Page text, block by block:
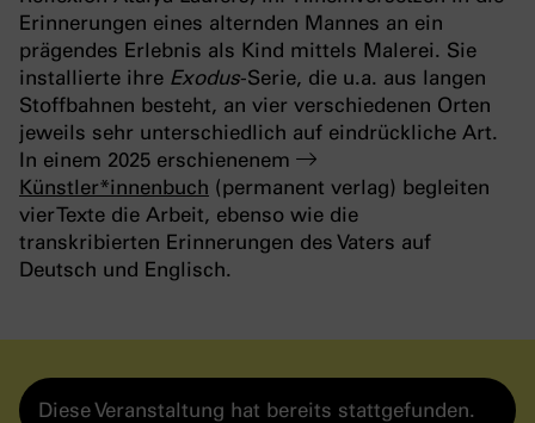
Erinnerungen eines alternden Mannes an ein
prägendes Erlebnis als Kind mittels Malerei. Sie
installierte ihre Exodus-Serie, die u.a. aus langen
Stoffbahnen besteht, an vier verschiedenen Orten
jeweils sehr unterschiedlich auf eindrückliche Art.
In einem 2025 erschienenem
Künstler*innenbuch (permanent verlag) begleiten
vier Texte die Arbeit, ebenso wie die
transkribierten Erinnerungen des Vaters auf
Deutsch und Englisch.
Diese Veranstaltung hat bereits stattgefunden.